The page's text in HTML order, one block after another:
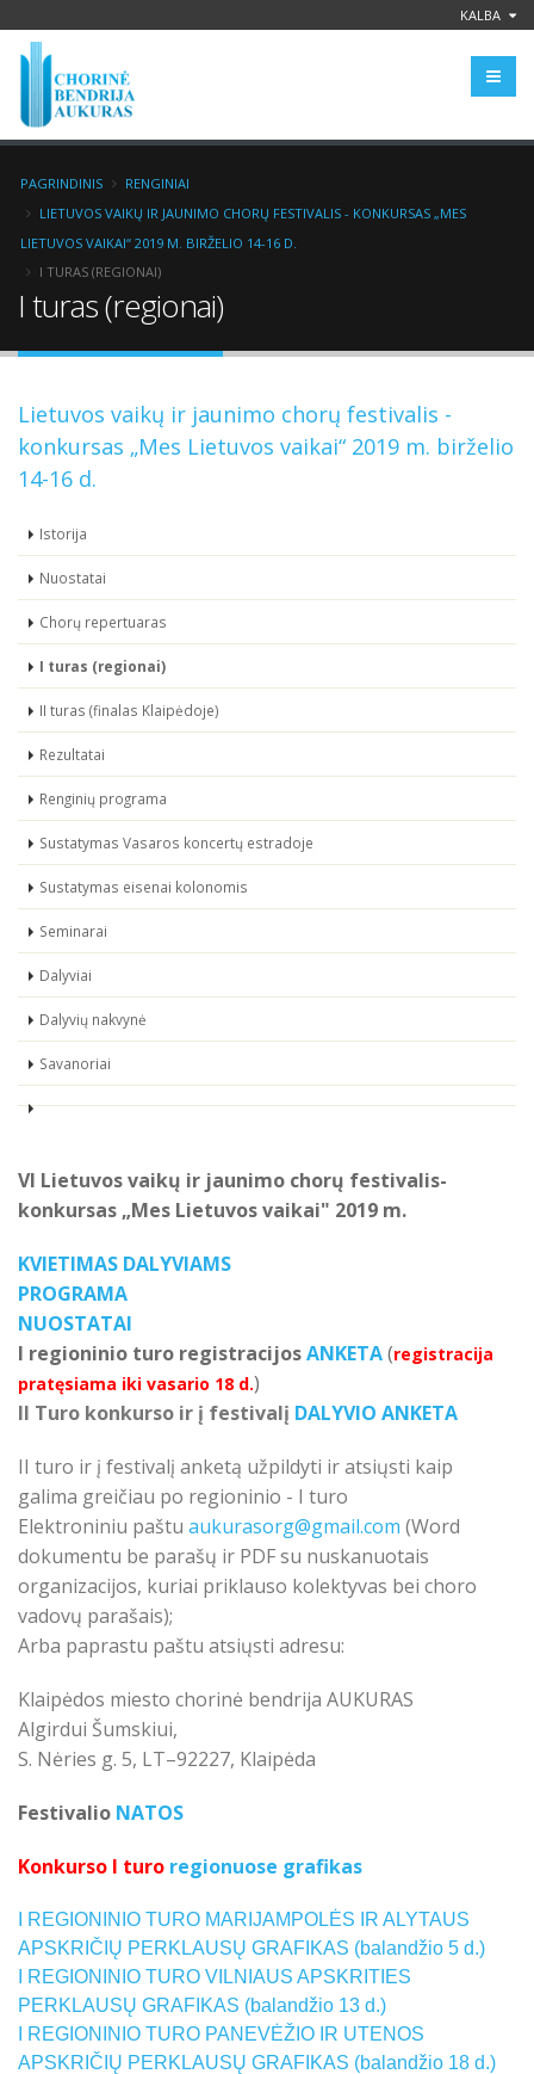
KALBA
PAGRINDINIS
RENGINIAI
LIETUVOS VAIKŲ IR JAUNIMO CHORŲ FESTIVALIS - KONKURSAS „MES
LIETUVOS VAIKAI“ 2019 M. BIRŽELIO 14-16 D.
I TURAS (REGIONAI)
I turas (regionai)
Lietuvos vaikų ir jaunimo chorų festivalis -
konkursas „Mes Lietuvos vaikai“ 2019 m. birželio
14-16 d.
Istorija
Nuostatai
Chorų repertuaras
I turas (regionai)
II turas (finalas Klaipėdoje)
Rezultatai
Renginių programa
Sustatymas Vasaros koncertų estradoje
Sustatymas eisenai kolonomis
Seminarai
Dalyviai
Dalyvių nakvynė
Savanoriai
VI Lietuvos vaikų ir jaunimo chorų festivalis-
konkursas „Mes Lietuvos vaikai" 2019 m.
KVIETIMAS DALYVIAMS
PROGRAMA
NUOSTATAI
I regioninio turo registracijosANKETA(registracija
pratęsiama iki vasario 18 d.)
II Turo konkurso ir į festivalį DALYVIO ANKETA
II turo ir į festivalį anketą užpildyti ir atsiųsti kaip
galima greičiau po regioninio - I turo
Elektroniniu paštu aukurasorg@gmail.com (Word
dokumentu be parašų ir PDF su nuskanuotais
organizacijos, kuriai priklauso kolektyvas bei choro
vadovų parašais);
Arba paprastu paštu atsiųsti adresu:
Klaipėdos miesto chorinė bendrija AUKURAS
Algirdui Šumskiui,
S. Nėries g. 5, LT–92227, Klaipėda
Festivalio NATOS
Konkurso I turo regionuose grafikas
I REGIONINIO TURO MARIJAMPOLĖS IR ALYTAUS
APSKRIČIŲ PERKLAUSŲ GRAFIKAS (balandžio 5 d.)
I REGIONINIO TURO VILNIAUS APSKRITIES
PERKLAUSŲ GRAFIKAS (balandžio 13 d.)
I REGIONINIO TURO PANEVĖŽIO IR UTENOS
APSKRIČIŲ PERKLAUSŲ GRAFIKAS (balandžio 18 d.)